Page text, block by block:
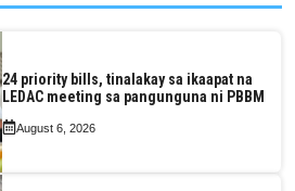
24 priority bills, tinalakay sa ikaapat na
LEDAC meeting sa pangunguna ni PBBM
August 6, 2026